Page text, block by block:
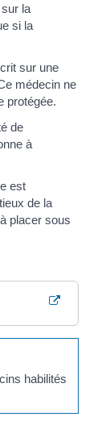
la
si la
sur une
médecin ne
protégée.
de
à
est
de la
placer sous
habilités